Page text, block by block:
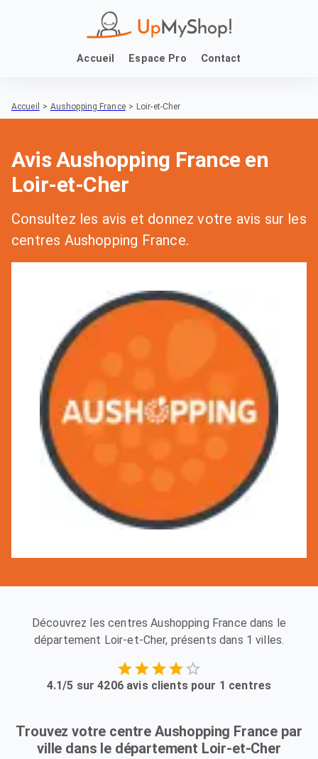
Accueil Espace Pro Contact
Accueil > Aushopping France > Loir-et-Cher
Avis Aushopping France en
Loir-et-Cher
Consultez les avis et donnez votre avis sur les
centres Aushopping France.
Découvrez les centres Aushopping France dans le
département Loir-et-Cher, présents dans 1 villes.
4.1/5 sur 4206 avis clients pour 1 centres
Trouvez votre centre Aushopping France par
ville dans le département Loir-et-Cher